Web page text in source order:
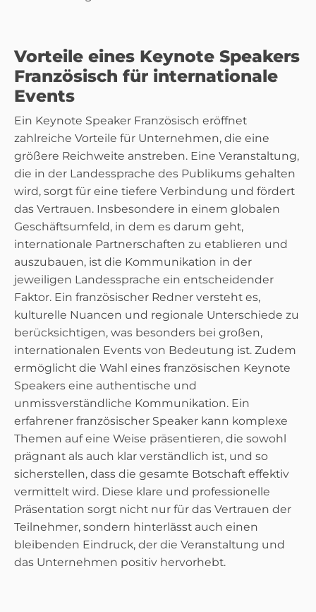
Vorteile eines Keynote Speakers
Französisch für internationale
Events
Ein Keynote Speaker Französisch eröffnet
zahlreiche Vorteile für Unternehmen, die eine
größere Reichweite anstreben. Eine Veranstaltung,
die in der Landessprache des Publikums gehalten
wird, sorgt für eine tiefere Verbindung und fördert
das Vertrauen. Insbesondere in einem globalen
Geschäftsumfeld, in dem es darum geht,
internationale Partnerschaften zu etablieren und
auszubauen, ist die Kommunikation in der
jeweiligen Landessprache ein entscheidender
Faktor. Ein französischer Redner versteht es,
kulturelle Nuancen und regionale Unterschiede zu
berücksichtigen, was besonders bei großen,
internationalen Events von Bedeutung ist. Zudem
ermöglicht die Wahl eines französischen Keynote
Speakers eine authentische und
unmissverständliche Kommunikation. Ein
erfahrener französischer Speaker kann komplexe
Themen auf eine Weise präsentieren, die sowohl
prägnant als auch klar verständlich ist, und so
sicherstellen, dass die gesamte Botschaft effektiv
vermittelt wird. Diese klare und professionelle
Präsentation sorgt nicht nur für das Vertrauen der
Teilnehmer, sondern hinterlässt auch einen
bleibenden Eindruck, der die Veranstaltung und
das Unternehmen positiv hervorhebt.